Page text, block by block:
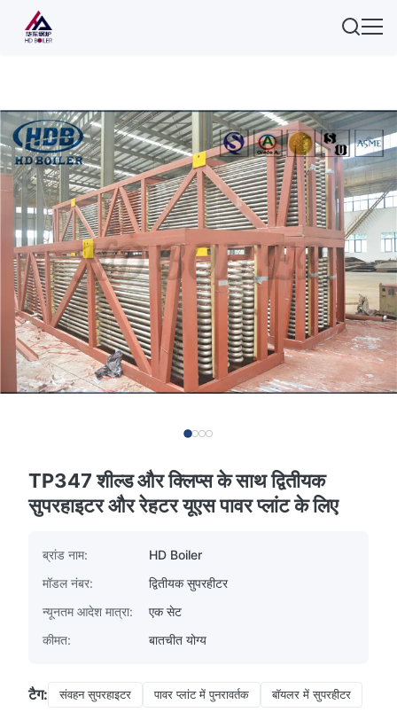
TP347 शील्ड और क्लिप्स के साथ द्वितीयक
सुपरहाइटर और रेहटर यूएस पावर प्लांट के लिए
ब्रांड नाम:
HD Boiler
मॉडल नंबर:
द्वितीयक सुपरहीटर
न्यूनतम आदेश मात्रा:
एक सेट
कीमत:
बातचीत योग्य
टैग: संवहन सुपरहाइटर पावर प्लांट में पुनरावर्तक बॉयलर में सुपरहीटर